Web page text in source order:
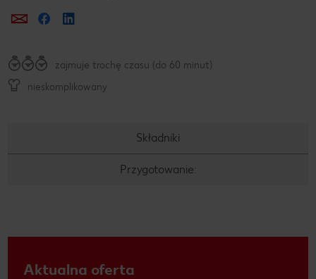
Prześlij e-mailem
Udostępnij na Facebooku
zajmuje trochę czasu (do 60 minut)
nieskomplikowany
Składniki
Przygotowanie:
Aktualna oferta